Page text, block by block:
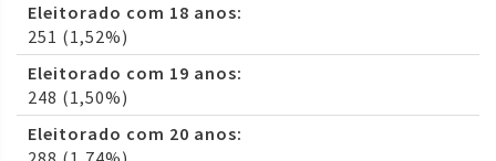
Eleitorado com 18 anos:
251 (1,52%)
Eleitorado com 19 anos:
248 (1,50%)
Eleitorado com 20 anos: